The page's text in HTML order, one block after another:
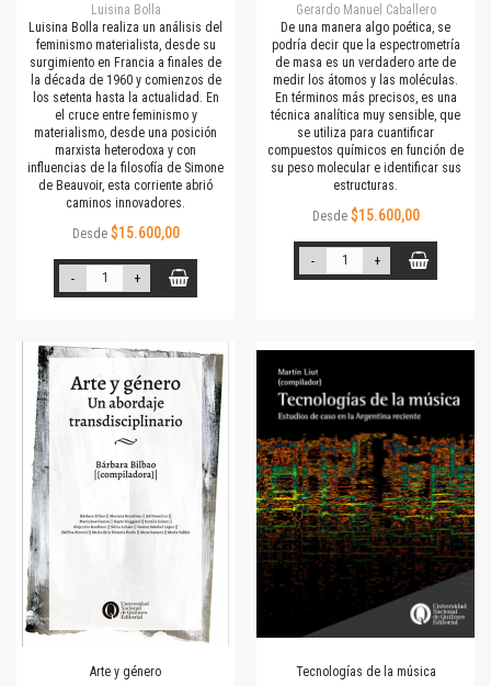
Luisina Bolla
Luisina Bolla realiza un análisis del
feminismo materialista, desde su
surgimiento en Francia a finales de
la década de 1960 y comienzos de
los setenta hasta la actualidad. En
el cruce entre feminismo y
materialismo, desde una posición
marxista heterodoxa y con
influencias de la filosofía de Simone
de Beauvoir, esta corriente abrió
caminos innovadores.
Desde $15.600,00
- +
Gerardo Manuel Caballero
De una manera algo poética, se
podría decir que la espectrometría
de masa es un verdadero arte de
medir los átomos y las moléculas.
En términos más precisos, es una
técnica analítica muy sensible, que
se utiliza para cuantificar
compuestos químicos en función de
su peso molecular e identificar sus
estructuras.
Desde $15.600,00
- +
Arte y género
Tecnologías de la música